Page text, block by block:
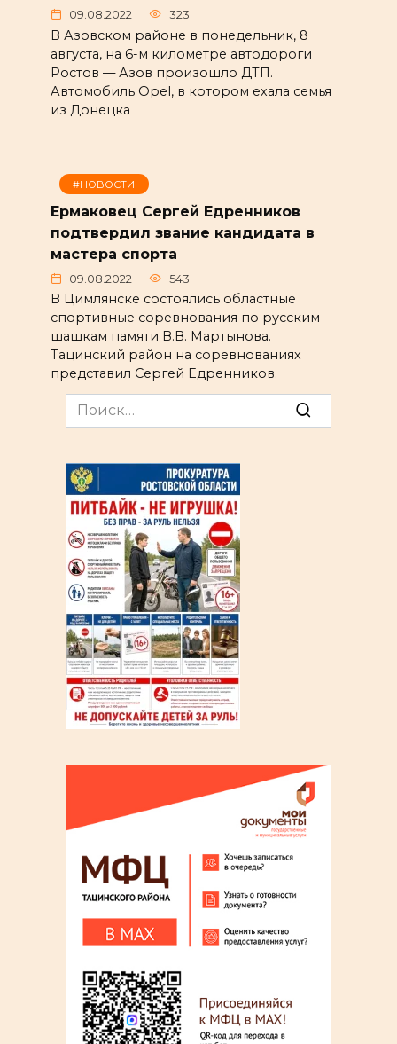
09.08.2022 323
В Азовском районе в понедельник, 8
августа, на 6-м километре автодороги
Ростов — Азов произошло ДТП.
Автомобиль Opel, в котором ехала семья
из Донецка
#НОВОСТИ
Ермаковец Сергей Едренников
подтвердил звание кандидата в
мастера спорта
09.08.2022 543
В Цимлянске состоялись областные
спортивные соревнования по русским
шашкам памяти В.В. Мартынова.
Тацинский район на соревнованиях
представил Сергей Едренников.
Search
for: